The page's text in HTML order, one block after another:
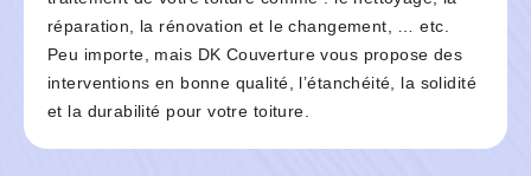
réparation, la rénovation et le changement, … etc.
Peu importe, mais DK Couverture vous propose des
interventions en bonne qualité, l’étanchéité, la solidité
et la durabilité pour votre toiture.